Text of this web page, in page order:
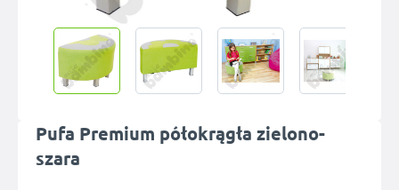
Pufa Premium półokrągła zielono-
szara